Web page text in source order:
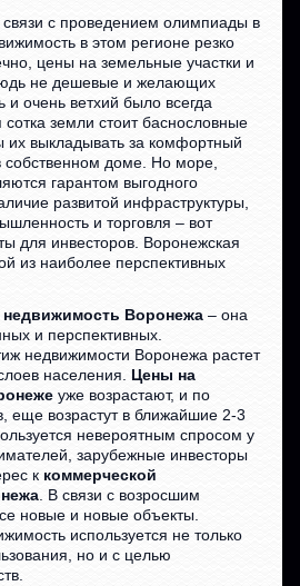
с проведением олимпиады в
в этом регионе резко
цены на земельные участки и
не дешевые и желающих
и очень ветхий было всегда
сотка земли стоит баснословные
их выкладывать за комфортный
доме. Но море,
гарантом выгодного
развитой инфраструктуры,
и торговля – вот
для инвесторов. Воронежская
из наиболее перспективных
недвижимость Воронежа – она
и перспективных.
недвижимости Воронежа растет
населения.Цены на
уже возрастают, и по
еще возрастут в ближайшие 2-3
невероятным спросом у
зарубежные инвесторы
к коммерческой
. В связи с возросшим
новые и новые объекты.
используется не только
но и с целью